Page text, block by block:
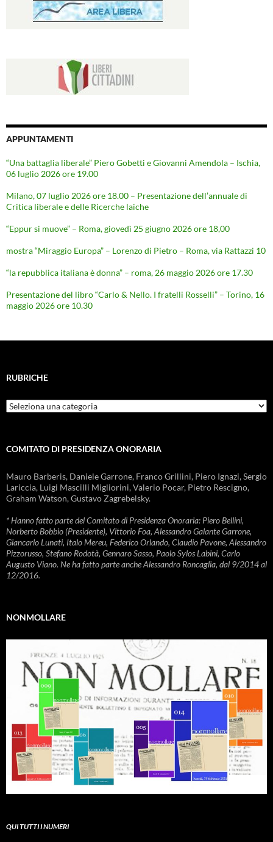
APPUNTAMENTI
“Una battaglia liberale” Piero Gobetti e Giovanni Amendola – Ischia,
06 luglio 2026 ore 19.00
Milano, 07 luglio 2026 ore 18.00 – Presentazione dell’annuale di
Critica liberale e delle Ricerche laiche
“Eppur si muove” – Roma, giovedì 25 giugno 2026 ore 18,00
mostra “Miraggio Europa” – Lorenzo di Pietro – Roma, via Rattazzi 10
“la repubblica italiana è donna” – roma, 26 maggio 2026 ore 17.30
Presentazione del libro “Carlo & Nello. I fratelli Rosselli” – Torino, 16
maggio 2026 ore 10.30
RUBRICHE
Rubriche
COMITATO DI PRESIDENZA ONORARIA
Mauro Barberis, Daniele Garrone, Franco Grillini, Piero Ignazi, Sergio
Lariccia, Luigi Mascilli Migliorini, Valerio Pocar, Pietro Rescigno,
Graham Watson, Gustavo Zagrebelsky.
* Hanno fatto parte del Comitato di Presidenza Onoraria: Piero Bellini,
Norberto Bobbio (Presidente), Vittorio Foa, Alessandro Galante Garrone,
Giancarlo Lunati, Italo Mereu, Federico Orlando, Claudio Pavone, Alessandro
Pizzorusso, Stefano Rodotà, Gennaro Sasso, Paolo Sylos Labini, Carlo
Augusto Viano. Ne ha fatto parte anche Alessandro Roncaglia, dal 9/2014 al
12/2016.
NONMOLLARE
QUI TUTTI I NUMERI